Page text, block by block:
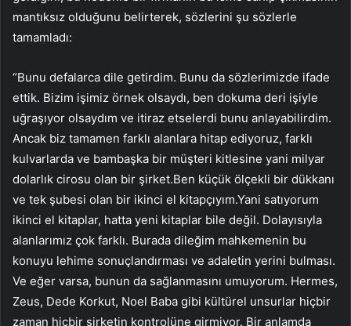
mantıksız olduğunu belirterek, sözlerini şu sözlerle
tamamladı:
“Bunu defalarca dile getirdim. Bunu da sözlerimizde ifade
ettik. Bizim işimiz örnek olsaydı, ben dokuma deri işiyle
uğraşıyor olsaydım ve itiraz etselerdi bunu anlayabilirdim.
Ancak biz tamamen farklı alanlara hitap ediyoruz, farklı
kulvarlarda ve bambaşka bir müşteri kitlesine yani milyar
dolarlık cirosu olan bir şirket.Ben küçük ölçekli bir dükkanı
ve tek şubesi olan bir ikinci el kitapçıyım.Yani satıyorum
ikinci el kitaplar, hatta yeni kitaplar bile değil. Dolayısıyla
alanlarımız çok farklı. Burada dileğim mahkemenin bu
konuyu lehime sonuçlandırması ve adaletin yerini bulması.
Ve eğer varsa, bunun da sağlanmasını umuyorum. Hermes,
Zeus, Dede Korkut, Noel Baba gibi kültürel unsurlar hiçbir
zaman hiçbir şirketin kontrolüne girmiyor. Bir anlamda